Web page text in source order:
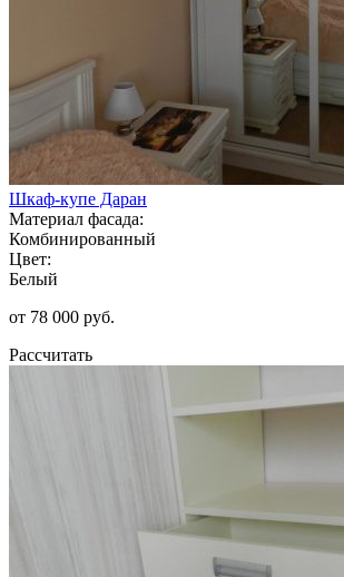
Шкаф-купе Даран
Материал фасада:
Комбинированный
Цвет:
Белый
от 78 000 руб.
Рассчитать